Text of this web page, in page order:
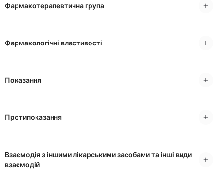
Фармакотерапевтична група
Фармакологічні властивості
Показання
Протипоказання
Взаємодія з іншими лікарськими засобами та інші види
взаємодій